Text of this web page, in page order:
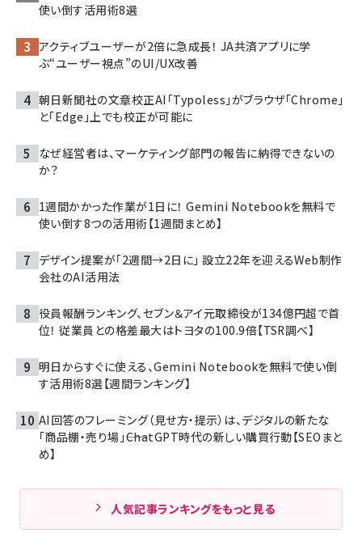
使い倒す活用術8選
アクティブユーザーが2倍に急成長！ JA共済アプリに学
ぶ“ユーザー視点”のUI/UX改善
朝日新聞社の文章校正AI「Typoless」がブラウザ「Chrome」
と「Edge」上でも校正が可能に
なぜ経営者は、マーケティング部門の報告に納得できないの
か？
1週間かかった作業が1日に！ Gemini Notebookを無料で
使い倒す8つの活用術【1週間まとめ】
デザイン提案が「2週間→2日に」 設立22年を迎えるWeb制作
会社のAI活用法
役員報酬ランキング、セブン＆アイ元取締役が134億円超で首
位！ 従業員との格差最大はトヨタの100.9倍【TSR調べ】
明日からすぐに使える、Gemini Notebookを無料で使い倒
す活用術8選【週間ランキング】
AI回答のフレーミング（見せ方・提示）は、デジタルの新たな
「商品棚・売り場」――ChatGPT時代の新しい購買行動【SEOまと
め】
人気記事ランキングをもっと見る